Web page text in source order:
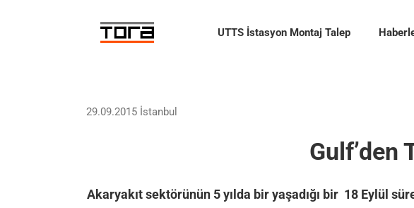
UTTS İstasyon Montaj Talep
29.09.2015 İstanbul
Gulf’den
Akaryakıt sektörünün 5 yılda bir yaşadığı bir 18 Eylül